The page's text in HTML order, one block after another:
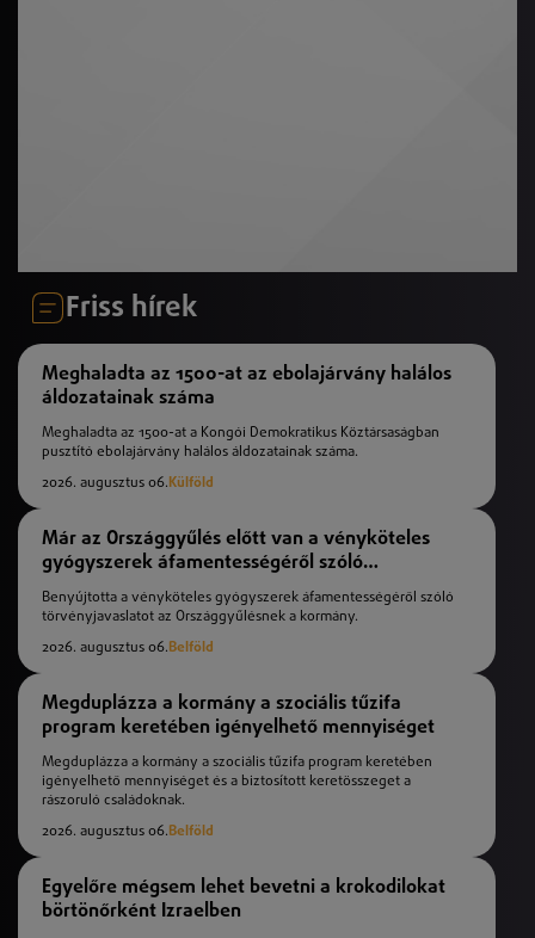
Friss hírek
Meghaladta az 1500-at az ebolajárvány halálos
áldozatainak száma
Meghaladta az 1500-at a Kongói Demokratikus Köztársaságban
pusztító ebolajárvány halálos áldozatainak száma.
2026. augusztus 06. Külföld
Már az Országgyűlés előtt van a vényköteles
gyógyszerek áfamentességéről szóló
törvényjavaslat
Benyújtotta a vényköteles gyógyszerek áfamentességéről szóló
törvényjavaslatot az Országgyűlésnek a kormány.
2026. augusztus 06.Belföld
Megduplázza a kormány a szociális tűzifa
program keretében igényelhető mennyiséget
Megduplázza a kormány a szociális tűzifa program keretében
igényelhető mennyiséget és a biztosított keretösszeget a
rászoruló családoknak.
2026. augusztus 06.Belföld
Egyelőre mégsem lehet bevetni a krokodilokat
börtönőrként Izraelben